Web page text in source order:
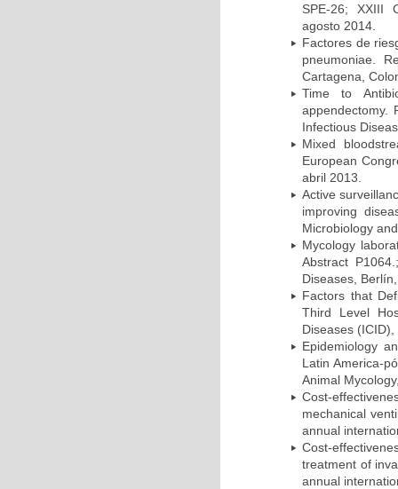
SPE-26; XXIII
agosto 2014.
Factores de
pneumoniae.
Cartagena,
Time to
appendectomy.
Infectious
Mixed
European
abril 2013.
Active
improving
Microbiology
Mycology
Abstract
Diseases,
Factors that
Third Level
Diseases
Epidemiology
Latin America-
Animal
Cost-
mechanical
annual
Cost-
treatment of
annual